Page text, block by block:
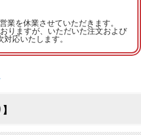
業を休業させていただきます。
りますが、いただいた注文および
応いたします。